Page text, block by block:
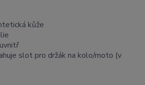
kůže
slot pro držák na kolo/moto (v